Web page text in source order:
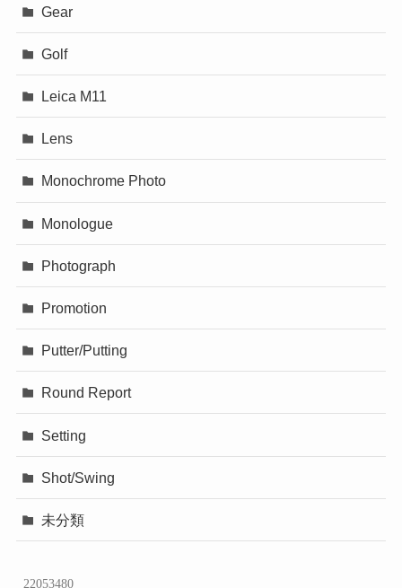
Gear
Golf
Leica M11
Lens
Monochrome Photo
Monologue
Photograph
Promotion
Putter/Putting
Round Report
Setting
Shot/Swing
未分類